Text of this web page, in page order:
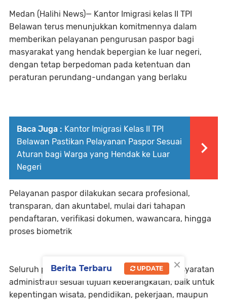
Medan (Halihi News)— Kantor Imigrasi kelas II TPI
Belawan terus menunjukkan komitmennya dalam
memberikan pelayanan pengurusan paspor bagi
masyarakat yang hendak bepergian ke luar negeri,
dengan tetap berpedoman pada ketentuan dan
peraturan perundang-undangan yang berlaku
Baca Juga : Kantor Imigrasi Kelas II TPI
Belawan Pastikan Pelayanan Paspor Sesuai
Aturan bagi Warga yang Hendak ke Luar
Negeri
Pelayanan paspor dilakukan secara profesional,
transparan, dan akuntabel, mulai dari tahapan
pendaftaran, verifikasi dokumen, wawancara, hingga
proses biometrik
Seluruh pemohon diwajibkan melengkapi persyaratan
administratif sesuai tujuan keberangkatan, baik untuk
kepentingan wisata, pendidikan, pekerjaan, maupun
×
Berita Terbaru UPDATE